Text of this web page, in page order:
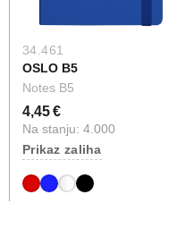
34.461
OSLO B5
Notes B5
4,45 €
Na stanju: 4.000
Prikaz zaliha